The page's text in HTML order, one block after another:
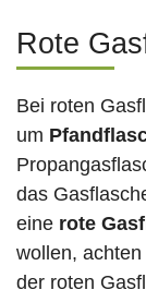
Rote
Bei roten
um
das
eine rote
wollen,
der roten